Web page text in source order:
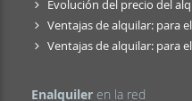
Evolución del precio del
Ventajas de alquilar: para
Ventajas de alquilar: para
Enalquiler en la red